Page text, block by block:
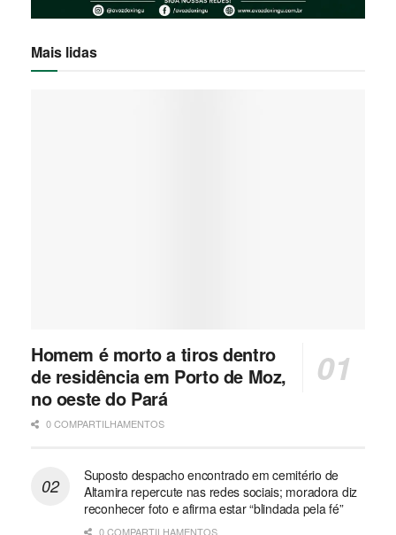
Mais lidas
Homem é morto a tiros dentro
de residência em Porto de Moz,
no oeste do Pará
0 COMPARTILHAMENTOS
Suposto despacho encontrado em cemitério de
Altamira repercute nas redes sociais; moradora diz
reconhecer foto e afirma estar “blindada pela fé”
0 COMPARTILHAMENTOS